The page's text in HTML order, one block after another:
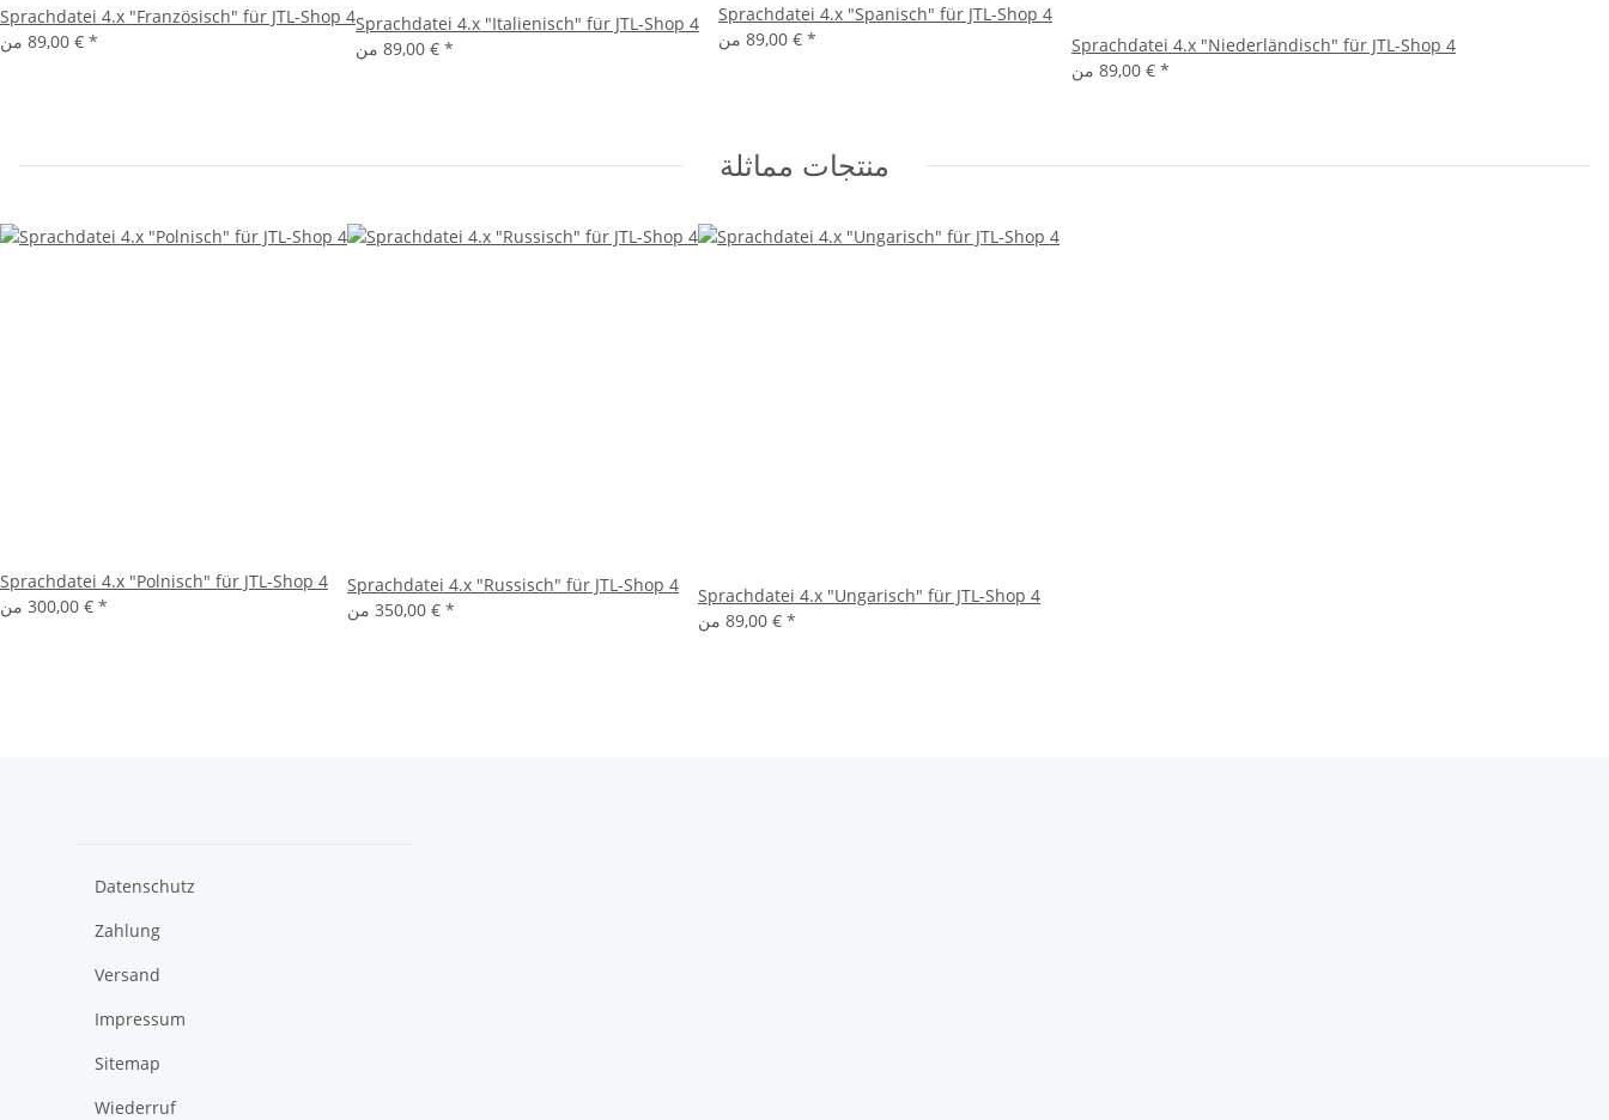
Sprachdatei 4.x "Französisch" für JTL-Shop 4
89,00 € *
Sprachdatei 4.x "Italienisch" für JTL-Shop 4
89,00 € *
Sprachdatei 4.x "Spanisch" für JTL-Shop 4
89,00 € *
Sprachdatei 4.x "Niederländisch" für JTL-Shop 4
89,00 € *
منتجات مماثلة
Sprachdatei 4.x "Polnisch" für JTL-Shop 4
300,00 € *
Sprachdatei 4.x "Russisch" für JTL-Shop 4
350,00 € *
Sprachdatei 4.x "Ungarisch" für JTL-Shop 4
89,00 € *
Datenschutz
Zahlung
Versand
Impressum
Sitemap
Wiederruf